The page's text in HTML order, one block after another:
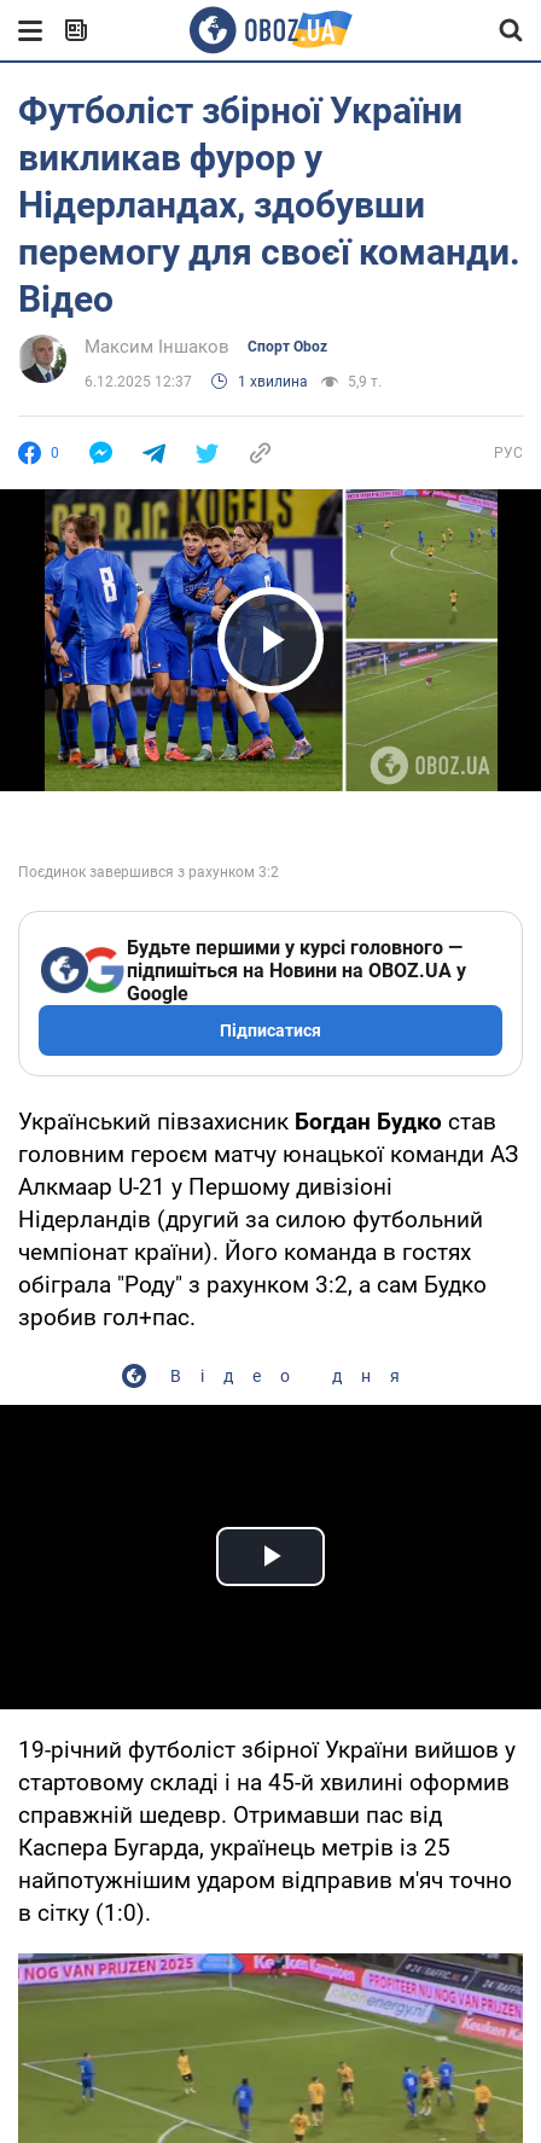
Футболіст збірної України
викликав фурор у
Нідерландах, здобувши
перемогу для своєї команди.
Відео
Максим Іншаков Спорт Oboz
6.12.2025 12:37 1 хвилина 5,9 т.
0 РУС
Play Video
Будьте першими у курсі головного —
підпишіться на Новини на OBOZ.UA у
Google
Підписатися
Український півзахисник Богдан Будко став
головним героєм матчу юнацької команди АЗ
Алкмаар U-21 у Першому дивізіоні
Нідерландів (другий за силою футбольний
чемпіонат країни). Його команда в гостях
обіграла "Роду" з рахунком 3:2, а сам Будко
зробив гол+пас.
Відео дня
Play Video
19-річний футболіст збірної України вийшов у
стартовому складі і на 45-й хвилині оформив
справжній шедевр. Отримавши пас від
Каспера Бугарда, українець метрів із 25
найпотужнішим ударом відправив м'яч точно
в сітку (1:0).